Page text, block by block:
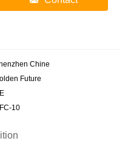
Chine
Future
10